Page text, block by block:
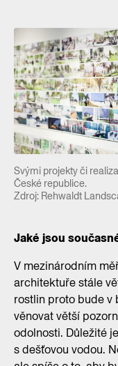
Svými projekty či
České republice.
Zdroj: Rehwaldt
Jaké jsou
V mezinárodním
architektuře stále
rostlin proto bude
věnovat větší
odolnosti. Důležité
s dešťovou vodou.